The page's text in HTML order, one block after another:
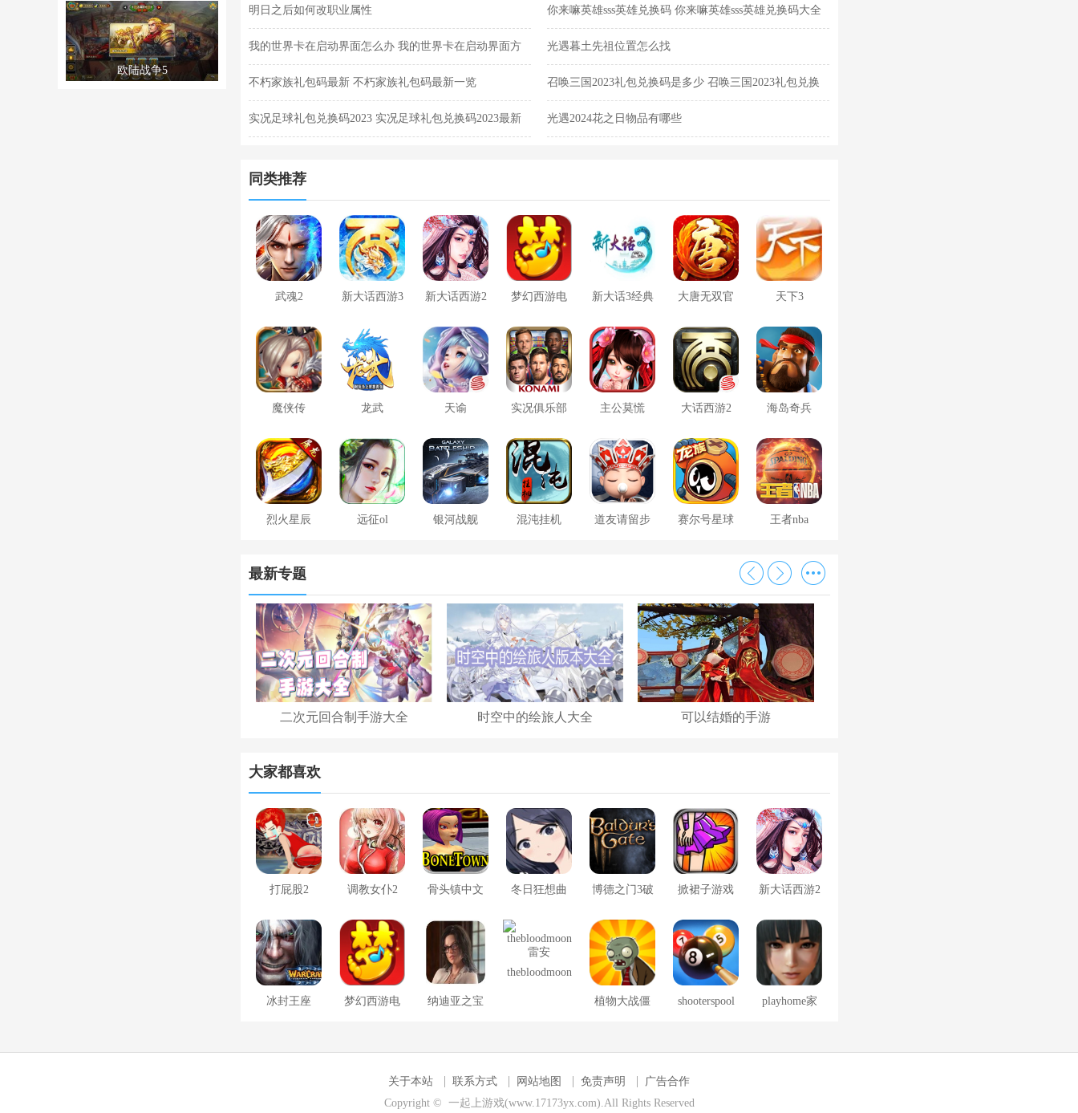
欧陆战争5
明日之后如何改职业属性 你来嘛英雄sss英雄兑换码 你来嘛英雄sss英雄兑换码大全
我的世界卡在启动界面怎么办 我的世界卡在启动界面方
法分享
光遇暮土先祖位置怎么找
不朽家族礼包码最新 不朽家族礼包码最新一览 召唤三国2023礼包兑换码是多少 召唤三国2023礼包兑换
码最新一览
实况足球礼包兑换码2023 实况足球礼包兑换码2023最新 光遇2024花之日物品有哪些
同类推荐
武魂2 新大话西游3 新大话西游2 梦幻西游电 新大话3经典 大唐无双官 天下3
魔侠传 龙武 天谕 实况俱乐部 主公莫慌 大话西游2 海岛奇兵
烈火星辰 远征ol 银河战舰 混沌挂机 道友请留步 赛尔号星球 王者nba
最新专题
二次元回合制手游大全 时空中的绘旅人大全 可以结婚的手游
大家都喜欢
打屁股2 调教女仆2 骨头镇中文 冬日狂想曲
版
博德之门3破 掀裙子游戏 新大话西游2
冰封王座 梦幻西游电 纳迪亚之宝
thebloodmoon
植物大战僵 shooterspool playhome家
关于本站 联系方式 网站地图 免责声明
广告合作
Copyright © 一起上游戏(www.17173yx.com).All Rights Reserved